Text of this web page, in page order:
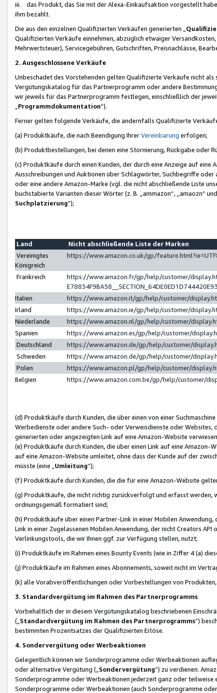
iii. das Produkt, das Sie mit der Alexa-Einkaufsaktion vorgestellt
ihm bezahlt.
Die aus den einzelnen Qualifizierten Verkäufen generierten „
Qualifizierten Verkäufe einnehmen, abzüglich etwaiger
Mehrwertsteuer), Servicegebühren, Gutschriften, Preisnachlässe,
2. Ausgeschlossene Verkäufe
Unbeschadet des Vorstehenden gelten Qualifizierte Verkäufe nicht
Vergütungskatalog für das Partnerprogramm oder andere
wir jeweils für das Partnerprogramm festlegen, einschließlich der
Programmdokumentation“).
Ferner gelten folgende Verkäufe, die andernfalls Qualifizierte
(a) Produktkäufe, die nach Beendigung IhrerVereinbarung erfolgen;
(b) Produktbestellungen, bei denen eine Stornierung, Rückgabe oder
(c) Produktkäufe durch einen Kunden, der durch eine Anzeige auf
Ausschreibungen und Auktionen über Schlagwörter, Suchbegriffe
oder eine andere Amazon-Marke (vgl. die nicht abschließende Liste
buchstabierte Varianten dieser Wörter (z. B. „ammazon“, „amaozn“
Suchplatzierung”);
Land
Nicht abschließende Liste der Marken
Vereinigtes
Königreich
https://www.amazon.co.uk/gp/
Frankreich
https://www.amazon.fr/gp/help/customer/
Italien
https://www.amazon.it/gp/help/customer/
Irland
https://www.amazon.ie/gp/help/customer/
Niederlande
https://www.amazon.nl/gp/help/customer/
Spanien
https://www.amazon.es/gp/help/customer/
Deutschland
https://www.amazon.de/gp/help/customer/
Schweden
https://www.amazon.de/gp/help/customer/
Polen
https://www.amazon.pl/gp/help/customer/
Belgien
https://www.amazon.com.be/gp/help/customer/
(d) Produktkäufe durch Kunden, die über einen von einer
Werbedienste oder andere Such- oder Verweisdienste oder Websites,
generierten oder angezeigten Link auf eine Amazon-Website
(e) Produktkäufe durch Kunden, die über einen Link auf eine
auf eine Amazon-Website umleitet, ohne dass der Kunde auf der
müsste (eine „ Umleitung“);
(f) Produktkäufe durch Kunden, die die für eine Amazon-Website
(g) Produktkäufe, die nicht richtig zurückverfolgt und erfasst werden,
ordnungsgemäß formatiert sind;
(h) Produktkäufe über einen Partner-Link in einer Mobilen
Link in einer Zugelassenen Mobilen Anwendung, der nicht Creators
Verlinkungstools, die wir Ihnen ggf. zur Verfügung stellen, nutzt;
(i) Produktkäufe im Rahmen eines Bounty Events (wie in Ziffer 4 (a)
(j) Produktkäufe im Rahmen eines Abonnements, soweit nicht im
(k) alle Vorabveröffentlichungen oder Vorbestellungen von
3. Standardvergütung im Rahmen des Partnerprogramms
Vorbehaltlich der in diesem Vergütungskatalog beschriebenen
(„ Standardvergütung im Rahmen des Partnerprogramms“)
bestimmten Prozentsatzes der Qualifizierten Erlöse.
4. Sondervergütung oder Werbeaktionen
Gelegentlich können wir Sonderprogramme oder Werbeaktionen
oder alternative Vergütung („ Sondervergütung”) zu verdienen.
Sonderprogramme oder Werbeaktionen jederzeit ganz oder
Sonderprogramme oder Werbeaktionen (auch Sonderprogramme